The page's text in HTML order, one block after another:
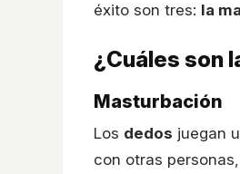
éxito son tres: la
¿Cuáles son
Masturbación
Los dedos juegan
con otras